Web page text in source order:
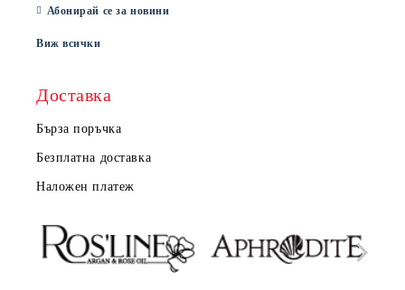
Абонирай се за новини
Виж всички
Доставка
Бърза поръчка
Безплатна доставка
Наложен платеж